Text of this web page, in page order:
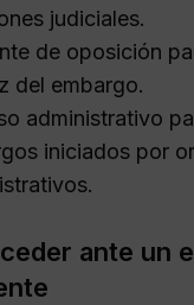
judiciales.
de oposición
del embargo.
administrativo
iniciados por
ante un